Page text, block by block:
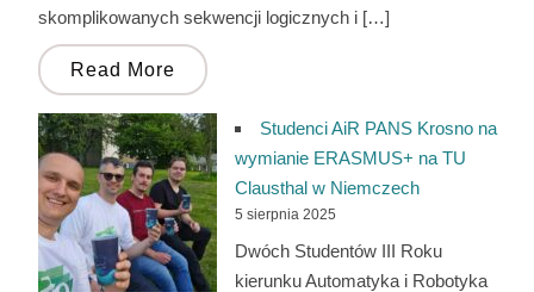
skomplikowanych sekwencji logicznych i […]
Read More
Studenci AiR PANS Krosno na
wymianie ERASMUS+ na TU
Clausthal w Niemczech
5 sierpnia 2025
Dwóch Studentów III Roku
kierunku Automatyka i Robotyka